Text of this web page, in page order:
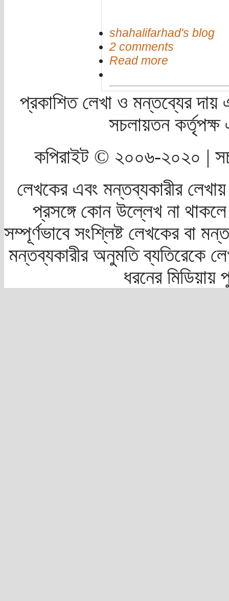
shahalifarhad's blog
2 comments
Read more
প্রকাশিত লেখা ও মন্তব্যের দায়
সচলায়তন
কপিরাইট © ২০০৬-২০২০ |
লেখকের এবং মন্তব্যকারীর
প্রসঙ্গে কোন উল্লেখ না
সম্পূর্ণভাবে সংশ্লিষ্ট লেখকের বা
মন্তব্যকারীর অনুমতি ব্যতিরেকে
ধরনের মিডিয়ায়